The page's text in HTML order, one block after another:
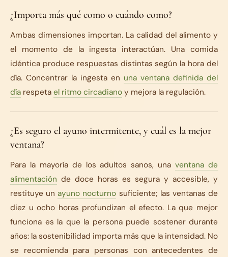
¿Importa más qué como o cuándo como?
Ambas dimensiones importan. La calidad del alimento y
el momento de la ingesta interactúan. Una comida
idéntica produce respuestas distintas según la hora del
día. Concentrar la ingesta en una ventana definida del
día respeta el ritmo circadiano y mejora la regulación.
¿Es seguro el ayuno intermitente, y cuál es la mejor
ventana?
Para la mayoría de los adultos sanos, unaventana de
alimentación de doce horas es segura y accesible, y
restituye unayuno nocturno suficiente; las ventanas de
diez u ocho horas profundizan el efecto. La que mejor
funciona es la que la persona puede sostener durante
años: la sostenibilidad importa más que la intensidad. No
se recomienda para personas con antecedentes de